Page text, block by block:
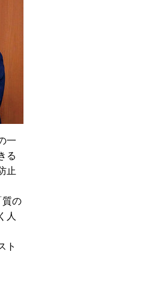
一
る
止
質の
人
ト